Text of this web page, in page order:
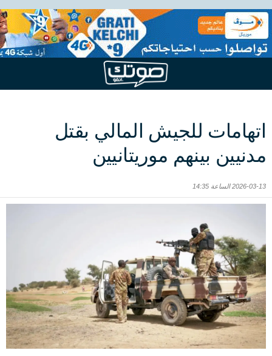
اتهامات للجيش المالي بقتل
مدنيين بينهم موريتانيين
2026-03-13 الساعة 14:35